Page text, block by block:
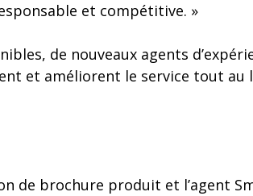
et compétitive. »
de nouveaux agents
et améliorent le service tout au
de brochure produit et l’agent